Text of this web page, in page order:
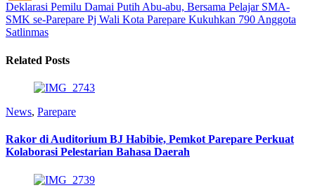
Deklarasi Pemilu Damai Putih Abu-abu, Bersama Pelajar SMA-
SMK se-Parepare Pj Wali Kota Parepare Kukuhkan 790 Anggota
Satlinmas
Related Posts
News, Parepare
Rakor di Auditorium BJ Habibie, Pemkot Parepare Perkuat
Kolaborasi Pelestarian Bahasa Daerah